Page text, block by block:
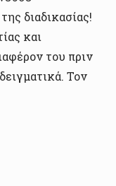
διαδικασίας!
και
του πριν
Τον